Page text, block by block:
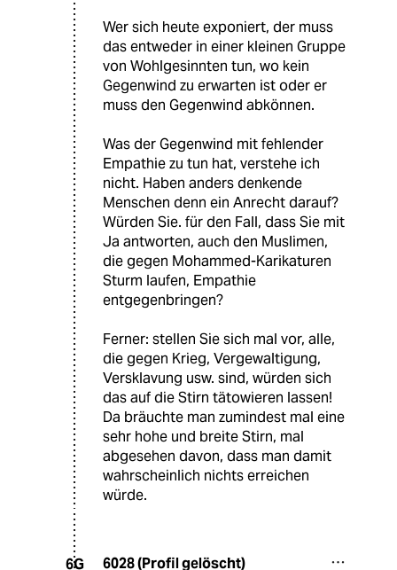
Wer sich heute exponiert, der muss
das entweder in einer kleinen Gruppe
von Wohlgesinnten tun, wo kein
Gegenwind zu erwarten ist oder er
muss den Gegenwind abkönnen.
Was der Gegenwind mit fehlender
Empathie zu tun hat, verstehe ich
nicht. Haben anders denkende
Menschen denn ein Anrecht darauf?
Würden Sie. für den Fall, dass Sie mit
Ja antworten, auch den Muslimen,
die gegen Mohammed-Karikaturen
Sturm laufen, Empathie
entgegenbringen?
Ferner: stellen Sie sich mal vor, alle,
die gegen Krieg, Vergewaltigung,
Versklavung usw. sind, würden sich
das auf die Stirn tätowieren lassen!
Da bräuchte man zumindest mal eine
sehr hohe und breite Stirn, mal
abgesehen davon, dass man damit
wahrscheinlich nichts erreichen
würde.
6G 6028 (Profil gelöscht)